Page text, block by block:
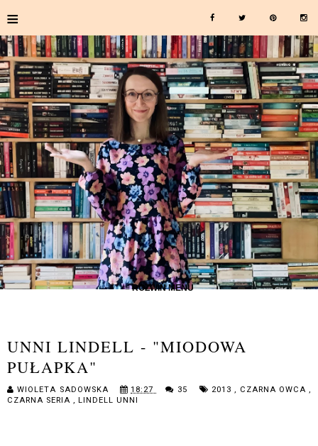
≡
≡ ROZWIŃ MENU
UNNI LINDELL - "MIODOWA
PUŁAPKA"
WIOLETA SADOWSKA 18:27 35 2013, CZARNA OWCA ,
CZARNA SERIA , LINDELL UNNI